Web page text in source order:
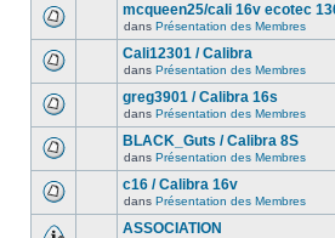
mcqueen25/cali 16v ecotec
dans Présentation des Membres
Cali12301 / Calibra
dans Présentation des Membres
greg3901 / Calibra 16s
dans Présentation des Membres
BLACK_Guts / Calibra 8S
dans Présentation des Membres
c16 / Calibra 16v
dans Présentation des Membres
ASSOCIATION